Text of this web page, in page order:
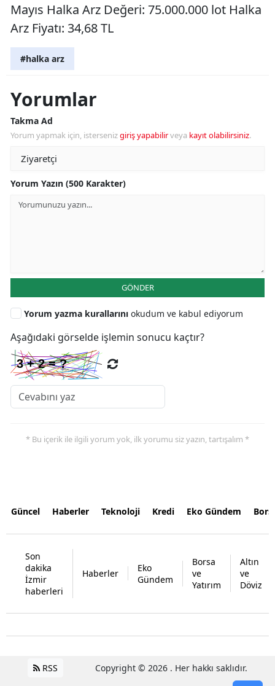
Mayıs Halka Arz Değeri: 75.000.000 lot Halka
Arz Fiyatı: 34,68 TL
#halka arz
Yorumlar
Takma Ad
Yorum yapmak için, istersenizgiriş yapabilirveya kayıt olabilirsiniz.
Yorum Yazın (500 Karakter)
GÖNDER
Yorum yazma kurallarını okudum ve kabul ediyorum
Aşağıdaki görselde işlemin sonucu kaçtır?
* Bu içerik ile ilgili yorum yok, ilk yorumu siz yazın, tartışalım *
Güncel Haberler Teknoloji Kredi Eko Gündem
Son
dakika
İzmir
haberleri
Haberler
Eko
Gündem
Borsa
ve
Yatırım
Altın
ve
Döviz
RSS Copyright © 2026 . Her hakkı saklıdır.